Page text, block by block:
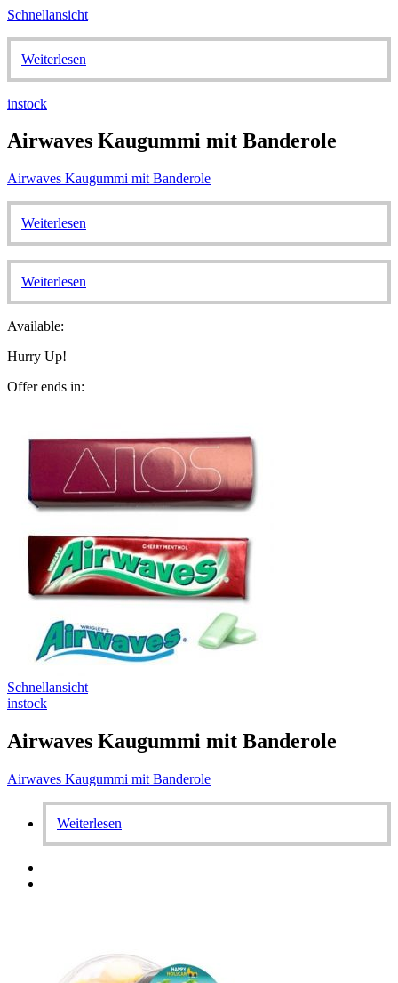
Schnellansicht
Weiterlesen
instock
Airwaves Kaugummi mit Banderole
Airwaves Kaugummi mit Banderole
Weiterlesen
Weiterlesen
Available:
Hurry Up!
Offer ends in:
Schnellansicht
instock
Airwaves Kaugummi mit Banderole
Airwaves Kaugummi mit Banderole
Weiterlesen